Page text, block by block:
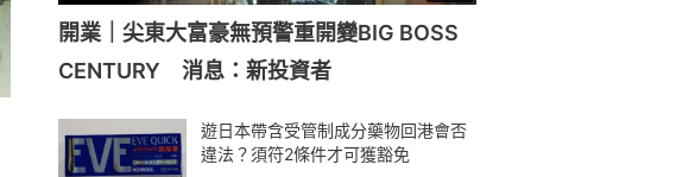
開業｜尖東大富豪無預警重開變BIG BOSS
CENTURY 消息：新投資者
遊日本帶含受管制成分藥物回港會否
違法？須符2條件才可獲豁免